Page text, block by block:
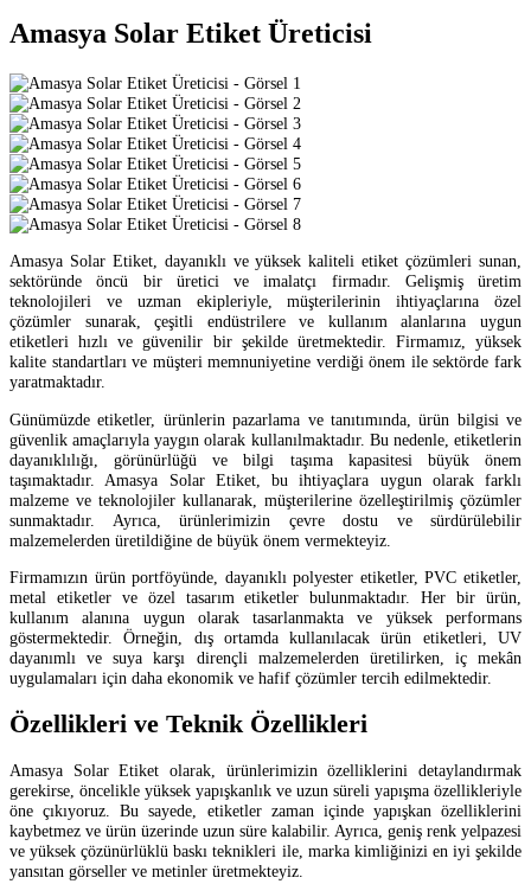
Amasya Solar Etiket Üreticisi
Amasya Solar Etiket, dayanıklı ve yüksek kaliteli etiket çözümleri sunan,
sektöründe öncü bir üretici ve imalatçı firmadır. Gelişmiş üretim
teknolojileri ve uzman ekipleriyle, müşterilerinin ihtiyaçlarına özel
çözümler sunarak, çeşitli endüstrilere ve kullanım alanlarına uygun
etiketleri hızlı ve güvenilir bir şekilde üretmektedir. Firmamız, yüksek
kalite standartları ve müşteri memnuniyetine verdiği önem ile sektörde fark
yaratmaktadır.
Günümüzde etiketler, ürünlerin pazarlama ve tanıtımında, ürün bilgisi ve
güvenlik amaçlarıyla yaygın olarak kullanılmaktadır. Bu nedenle, etiketlerin
dayanıklılığı, görünürlüğü ve bilgi taşıma kapasitesi büyük önem
taşımaktadır. Amasya Solar Etiket, bu ihtiyaçlara uygun olarak farklı
malzeme ve teknolojiler kullanarak, müşterilerine özelleştirilmiş çözümler
sunmaktadır. Ayrıca, ürünlerimizin çevre dostu ve sürdürülebilir
malzemelerden üretildiğine de büyük önem vermekteyiz.
Firmamızın ürün portföyünde, dayanıklı polyester etiketler, PVC etiketler,
metal etiketler ve özel tasarım etiketler bulunmaktadır. Her bir ürün,
kullanım alanına uygun olarak tasarlanmakta ve yüksek performans
göstermektedir. Örneğin, dış ortamda kullanılacak ürün etiketleri, UV
dayanımlı ve suya karşı dirençli malzemelerden üretilirken, iç mekân
uygulamaları için daha ekonomik ve hafif çözümler tercih edilmektedir.
Özellikleri ve Teknik Özellikleri
Amasya Solar Etiket olarak, ürünlerimizin özelliklerini detaylandırmak
gerekirse, öncelikle yüksek yapışkanlık ve uzun süreli yapışma özellikleriyle
öne çıkıyoruz. Bu sayede, etiketler zaman içinde yapışkan özelliklerini
kaybetmez ve ürün üzerinde uzun süre kalabilir. Ayrıca, geniş renk yelpazesi
ve yüksek çözünürlüklü baskı teknikleri ile, marka kimliğinizi en iyi şekilde
yansıtan görseller ve metinler üretmekteyiz.